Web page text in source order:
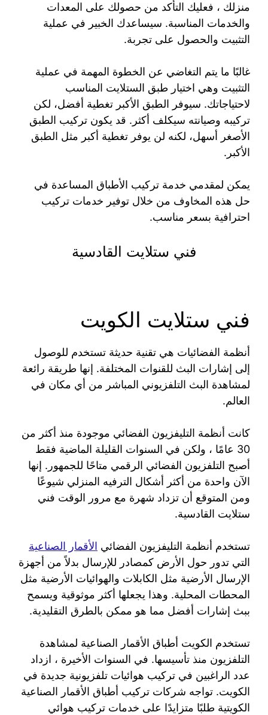
منزلك ، فعليك التأكد من حصولك على المعدات
والخدمات المناسبة. سيساعدك الخبير في عملية
التثبيت والحصول على تجربة.
غالبًا ما يتم التغاضي عن الخطوة المهمة في عملية
التثبيت وهي اختيار طبق الستلايت المناسب
لاحتياجاتك. سيوفر الطبق الأكبر تغطية أفضل، لكن
تركيبه وصيانته سيكلف أكثر. قد يكون تركيب الطبق
الأصغر أسهل، لكنه لن يوفر تغطية أكبر مثل الطبق
الأكبر.
يمكن لمقدمي خدمة تركيب الأطباق المساعدة في
حل هذه المخاوف من خلال توفير خدمات تركيب
احترافية بسعر مناسب.
فني ستلايت القادسية
فني ستلايت الكويت
أنظمة الفضائيات هي تقنية حديثة تستخدم للوصول
إلى إشارات البث للقنوات المختلفة. إنها طريقة رائعة
لمشاهدة البث التلفزيوني المباشر من أي مكان في
العالم.
كانت أنظمة التليفزيون الفضائي موجودة منذ أكثر من
30 عامًا ، ولكن في السنوات القليلة الماضية فقط
أصبح التلفزيون الفضائي الرقمي متاحًا للجمهور. إنها
الآن واحدة من أكثر أشكال الترفيه المنزلي شيوعًا
ومن المتوقع أن تزداد شهرة مع مرور الوقت فني
ستلايت القادسية.
تستخدم أنظمة التليفزيون الفضائي الأقمار الصناعية
التي تدور حول الأرض كمصادر للإرسال بدلاً من أجهزة
الإرسال الأرضية مثل الكابلات والهوائيات الأرضية مثل
المحطات المحلية. وهذا يجعلها أكثر موثوقية ويسمح
ببث إشارات أفضل مما هو ممكن بالطرق التقليدية.
تستخدم الكويت أطباق الأقمار الصناعية لمشاهدة
التلفزيون منذ تأسيسها. في السنوات الأخيرة ، ازداد
عدد الراغبين في تركيب هوائيات تلفزيونية جديدة في
الكويت. تواجه شركات تركيب أطباق الأقمار الصناعية
الكويتية طلبًا متزايدًا على خدمات تركيب هوائي